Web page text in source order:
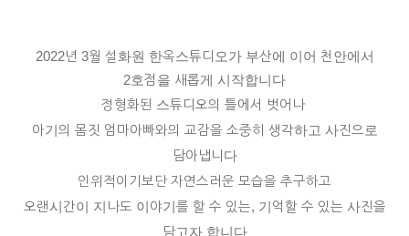
2022년 3월 설화원 한옥스튜디오가 부산에 이어 천안에서
2호점을 새롭게 시작합니다
정형화된 스튜디오의 틀에서 벗어나
아기의 몸짓 엄마아빠와의 교감을 소중히 생각하고 사진으로
담아냅니다
인위적이기보단 자연스러운 모습을 추구하고
오랜시간이 지나도 이야기를 할 수 있는, 기억할 수 있는 사진을
담고자 합니다